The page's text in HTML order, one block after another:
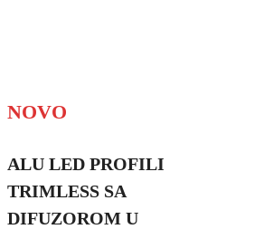
NOVO
ALU LED PROFILI
TRIMLESS SA
DIFUZOROM U